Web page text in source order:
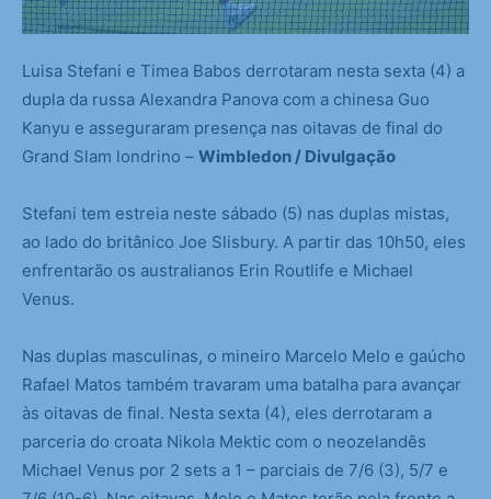
Luisa Stefani e Timea Babos derrotaram nesta sexta (4) a
dupla da russa Alexandra Panova com a chinesa Guo
Kanyu e asseguraram presença nas oitavas de final do
Grand Slam londrino – Wimbledon / Divulgação
Stefani tem estreia neste sábado (5) nas duplas mistas,
ao lado do britânico Joe Slisbury. A partir das 10h50, eles
enfrentarão os australianos Erin Routlife e Michael
Venus.
Nas duplas masculinas, o mineiro Marcelo Melo e gaúcho
Rafael Matos também travaram uma batalha para avançar
às oitavas de final. Nesta sexta (4), eles derrotaram a
parceria do croata Nikola Mektic com o neozelandês
Michael Venus por 2 sets a 1 – parciais de 7/6 (3), 5/7 e